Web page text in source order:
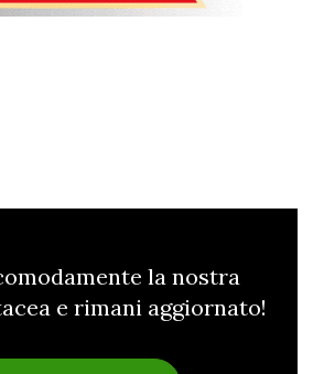
la nostra
e rimani aggiornato!